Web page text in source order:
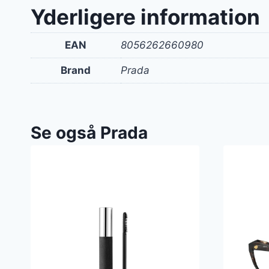
Yderligere information
EAN 8056262660980
Brand Prada
Se også Prada